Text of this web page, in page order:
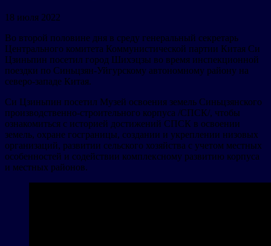
18 июля 2022
Во второй половине дня в среду генеральный секретарь
Центрального комитета Коммунистической партии Китая Си
Цзиньпин посетил город Шихэцзы во время инспекционной
поездки по Синьцзян-Уйгурскому автономному району на
северо-западе Китая.
Си Цзиньпин посетил Музей освоения земель Синьцзянского
производственно-строительного корпуса /СПСК/, чтобы
ознакомиться с историей достижений СПСК в освоении
земель, охране госграницы, создании и укреплении низовых
организаций, развитии сельского хозяйства с учетом местных
особенностей и содействии комплексному развитию корпуса
и местных районов.